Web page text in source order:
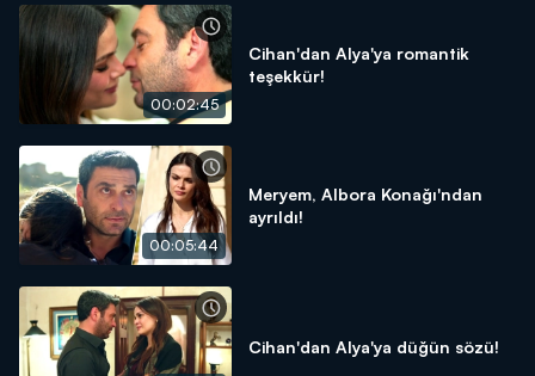
00:02:45
Cihan'dan Alya'ya romantik
teşekkür!
00:05:44
Meryem, Albora Konağı'ndan
ayrıldı!
Cihan'dan Alya'ya düğün sözü!